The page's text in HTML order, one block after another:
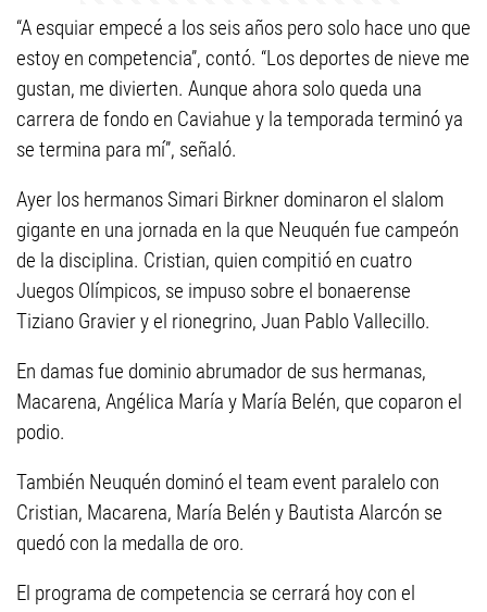
“A esquiar empecé a los seis años pero solo hace uno que
estoy en competencia”, contó. “Los deportes de nieve me
gustan, me divierten. Aunque ahora solo queda una
carrera de fondo en Caviahue y la temporada terminó ya
se termina para mí”, señaló.
Ayer los hermanos Simari Birkner dominaron el slalom
gigante en una jornada en la que Neuquén fue campeón
de la disciplina. Cristian, quien compitió en cuatro
Juegos Olímpicos, se impuso sobre el bonaerense
Tiziano Gravier y el rionegrino, Juan Pablo Vallecillo.
En damas fue dominio abrumador de sus hermanas,
Macarena, Angélica María y María Belén, que coparon el
podio.
También Neuquén dominó el team event paralelo con
Cristian, Macarena, María Belén y Bautista Alarcón se
quedó con la medalla de oro.
El programa de competencia se cerrará hoy con el